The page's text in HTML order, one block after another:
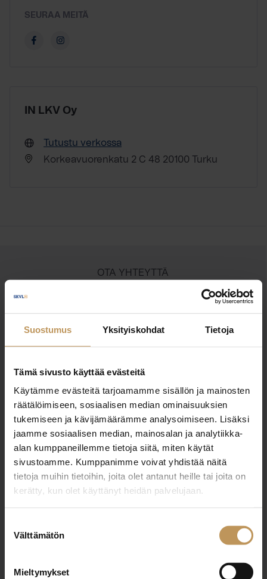
Suostumus Yksityiskohdat Tietoja
Tämä sivusto käyttää evästeitä
Käytämme evästeitä tarjoamamme sisällön ja mainosten
räätälöimiseen, sosiaalisen median ominaisuuksien
tukemiseen ja kävijämäärämme analysoimiseen. Lisäksi
jaamme sosiaalisen median, mainosalan ja analytiikka-
alan kumppaneillemme tietoja siitä, miten käytät
sivustoamme. Kumppanimme voivat yhdistää näitä
tietoja muihin tietoihin, joita olet antanut heille tai joita on
kerätty, kun olet käyttänyt heidän palvelujaan.
valinta
Välttämätön
Mieltymykset
SEURAA MEITÄ
IN LKV Oy
Tutustu verkossa
Korkeavuorenkatu 2 C 48 20100 Turku
OTA YHTEYTTÄ
asuntoasioissa?
Jätä yhteystietosi, niin otan yhteyttä
Sari Kuusisto
+358502556
sari@inlkv.fi